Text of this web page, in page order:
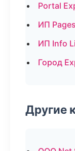
Portal
ИП
ИП Info
Город
Другие